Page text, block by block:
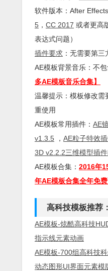
软件版本： After Effects
5 ， CC 2017 或者更高
表达式问题）
插件要求 ：无需要第三
AE模板背景音乐：不
多AE模板音乐合集】
温馨提示：模板修改需
重使用
AE模板常用插件： AE
v1.3.5 ， AE粒子特效
3D v2.2.2三维模型插
AE模板合集： 2016年
年AE模板合集全年免
高科技模板推荐：
AE模板-炫酷高科技
指示线元素动画
AE模板-700组高科技
动态图形UI界面元素模